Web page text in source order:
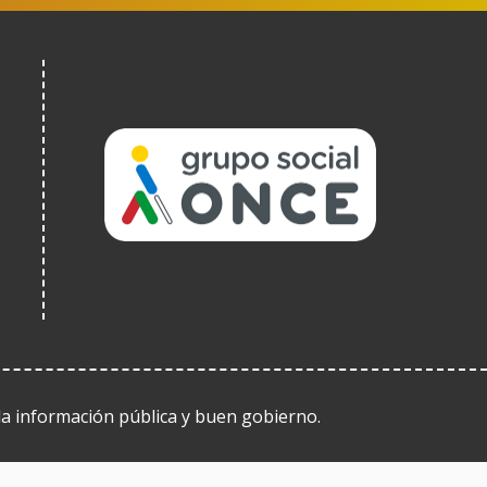
información pública y buen gobierno.